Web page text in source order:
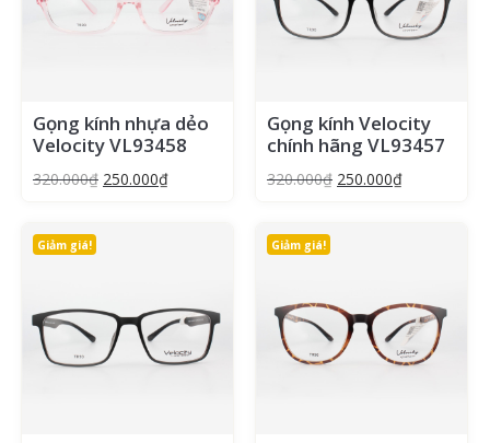
Gọng kính nhựa dẻo
Velocity VL93458
320.000₫ 250.000₫
Gọng kính Velocity
chính hãng VL93457
320.000₫ 250.000₫
Giảm giá! Giảm giá!